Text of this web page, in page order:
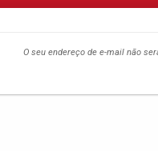
O seu endereço de e-mail não